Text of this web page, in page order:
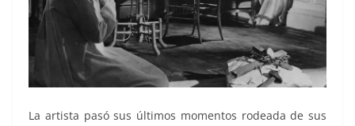
La artista pasó sus últimos momentos rodeada de sus